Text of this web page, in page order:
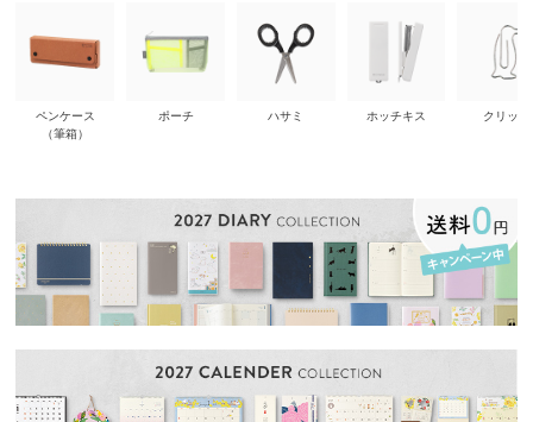
ペンケース
（筆箱）
ポーチ ハサミ ホッチキス クリップ